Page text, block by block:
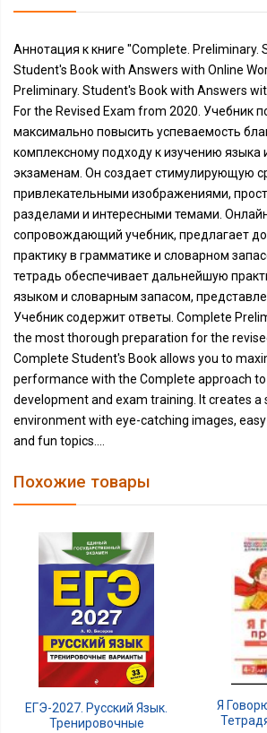
Аннотация к книге "Complete. Preliminary.
Student's Book with Answers with Online
Preliminary. Student's Book with Answers
For the Revised Exam from 2020. Учебник
максимально повысить успеваемость
комплексному подходу к изучению языка
экзаменам. Он создает стимулирующую
привлекательными изображениями,
разделами и интересными темами.
сопровождающий учебник, предлагает
практику в грамматике и словарном
тетрадь обеспечивает дальнейшую
языком и словарным запасом,
Учебник содержит ответы. Complete
the most thorough preparation for the
Complete Student's Book allows you to
performance with the Complete approach
development and exam training. It creates a
environment with eye-catching images,
and fun topics....
Похожие товары
ЕГЭ-2027. Русский Язык.
Тренировочные
Я